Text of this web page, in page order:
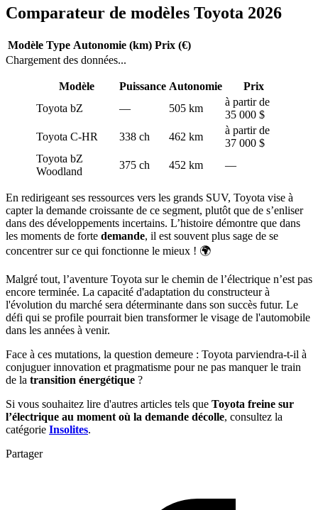
Comparateur de modèles Toyota 2026
Modèle Type Autonomie (km) Prix (€)
Chargement des données...
Modèle Puissance Autonomie
Prix
Toyota bZ
— 505 km
à partir de
35 000 $
Toyota C-HR
338 ch 462 km
à partir de
37 000 $
Toyota bZ
Woodland
375 ch 452 km —
En redirigeant ses ressources vers les grands SUV, Toyota vise à
capter la demande croissante de ce segment, plutôt que de s’enliser
dans des développements incertains. L’histoire démontre que dans
les moments de forte demande, il est souvent plus sage de se
concentrer sur ce qui fonctionne le mieux ! 🌍
Malgré tout, l’aventure Toyota sur le chemin de l’électrique n’est pas
encore terminée. La capacité d'adaptation du constructeur à
l'évolution du marché sera déterminante dans son succès futur. Le
défi qui se profile pourrait bien transformer le visage de l'automobile
dans les années à venir.
Face à ces mutations, la question demeure : Toyota parviendra-t-il à
conjuguer innovation et pragmatisme pour ne pas manquer le train
de la transition énergétique ?
Si vous souhaitez lire d'autres articles tels que Toyota freine sur
l’électrique au moment où la demande décolle, consultez la
catégorie Insolites.
Partager